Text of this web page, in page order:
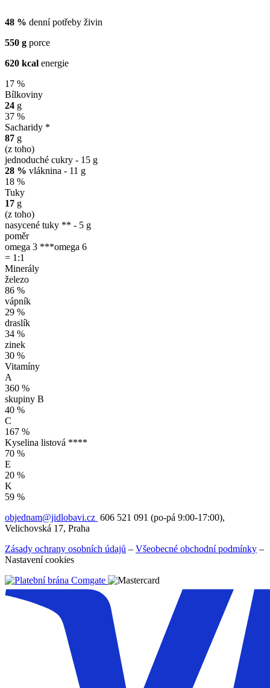
48 % denní potřeby živin
550 g porce
620 kcal energie
17 %
Bílkoviny
24 g
37 %
Sacharidy *
87 g
(z toho)
jednoduché cukry - 15 g
28 % vláknina - 11 g
18 %
Tuky
17 g
(z toho)
nasycené tuky ** - 5 g
poměr
omega 3 ***omega 6
= 1:1
Minerály
železo
86 %
vápník
29 %
draslík
34 %
zinek
30 %
Vitamíny
A
360 %
skupiny B
40 %
C
167 %
Kyselina listová ****
70 %
E
20 %
K
59 %
objednam@jidlobavi.cz 606 521 091 (po-pá 9:00-17:00),
Velichovská 17, Praha
Zásady ochrany osobních údajů – Všeobecné obchodní podmínky –
Nastavení cookies